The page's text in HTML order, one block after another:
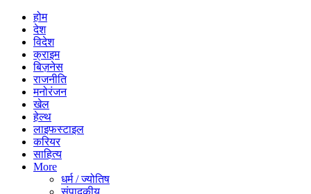
होम
देश
विदेश
क्राइम
बिज़नेस
राजनीति
मनोरंजन
खेल
हेल्थ
लाइफस्टाइल
करियर
साहित्य
More
धर्म / ज्योतिष
संपादकीय